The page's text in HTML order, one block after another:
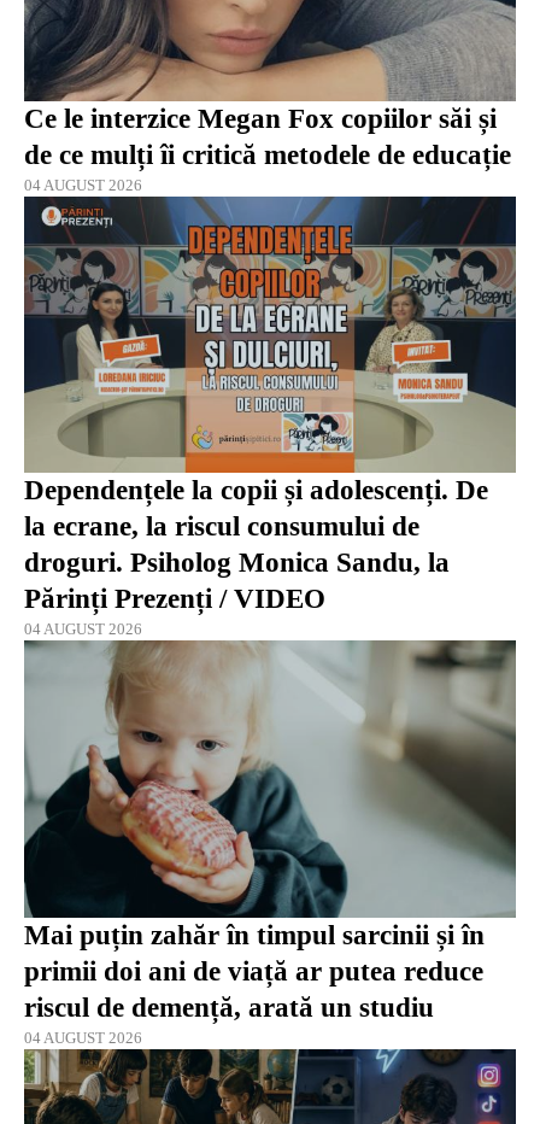
Ce le interzice Megan Fox copiilor săi și
de ce mulți îi critică metodele de educație
04 AUGUST 2026
Dependențele la copii și adolescenți. De
la ecrane, la riscul consumului de
droguri. Psiholog Monica Sandu, la
Părinți Prezenți / VIDEO
04 AUGUST 2026
Mai puțin zahăr în timpul sarcinii și în
primii doi ani de viață ar putea reduce
riscul de demență, arată un studiu
04 AUGUST 2026